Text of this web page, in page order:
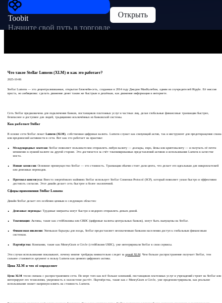
Toobit
Начните свой путь в торговле
Открыть
Что такое Stellar Lumens (XLM) и как это работает?
2025-10-06
Stellar Lumens — это децентрализованная, открытая блокчейн-сеть, созданная в 2014 году Джедом МакКалебом, одним из соучредителей Ripple. Её миссия
проста, но амбициозна: сделать движение денег таким же быстрым и дешёвым, как движение информации в интернете.
Сеть Stellar предназначена для подключения банков, поставщиков платежных услуг и частных лиц, делая глобальные финансовые транзакции быстрее,
безопаснее и доступнее для людей, традиционно исключённых из банковской системы.
Как работает Stellar
В основе сети Stellar лежат Lumens (XLM), собственная цифровая валюта. Lumens служат как связующий актив, так и инструмент для предотвращения спама
или вредоносной активности в сети. Вот как это работает на практике:
Международные платежи:Stellar позволяет пользователям отправлять любую валюту — доллары, евро, йены или криптовалюту — и получать её почти
мгновенно в нужной валюте на другой стороне. Это достигается за счёт токенизированных представлений активов и использования Lumens в качестве
моста.
Низкие комиссии:Основное преимущество Stellar — это стоимость. Транзакции обычно стоят доли цента, что делает его идеальным для микроплатежей
или денежных переводов.
Протокол консенсуса:Вместо энергоёмкого майнинга Stellar использует Stellar Consensus Protocol (SCP), который позволяет узлам быстро и эффективно
достигать согласия. Этот дизайн делает сеть быстрее и более экологичной.
Сферы применения Stellar Lumens
Дизайн Stellar делает его особенно ценным в следующих областях:
Денежные переводы:Трудовые мигранты могут быстро и недорого отправлять деньги домой.
Токенизация:Активы, такие как стейблкоины или CBDC (цифровые валюты центральных банков), могут быть выпущены на Stellar.
Финансовая инклюзия:Уменьшая барьеры для входа, Stellar предоставляет неохваченным банками населению доступ к глобальным финансовым
системам.
Партнёрства:Компании, такие как MoneyGram и Circle (стейблкоин USDC), уже интегрировали Stellar в свои сервисы.
Эти случаи использования показывают, почему многие трейдеры внимательно следят за ценой XLM. Чем больше распространение получает Stellar, тем
сильнее становится аргумент в пользу Lumens как ценного цифрового актива.
Цена XLM и что её определяет
Цена XLMтесно связана с распространением сети. По мере того как всё больше компаний, поставщиков платежных услуг и учреждений строят на Stellar или
интегрируют его технологию, уверенность в экосистеме растёт. Партнёрства, такие как с MoneyGram и Circle, уже продемонстрировали, как реальное
использование может напрямую влиять на стоимость Lumens.